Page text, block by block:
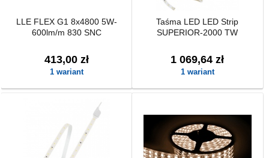
LLE FLEX G1 8x4800 5W-
600lm/m 830 SNC
413,00 zł
1 wariant
Taśma LED LED Strip
SUPERIOR-2000 TW
1 069,64 zł
1 wariant